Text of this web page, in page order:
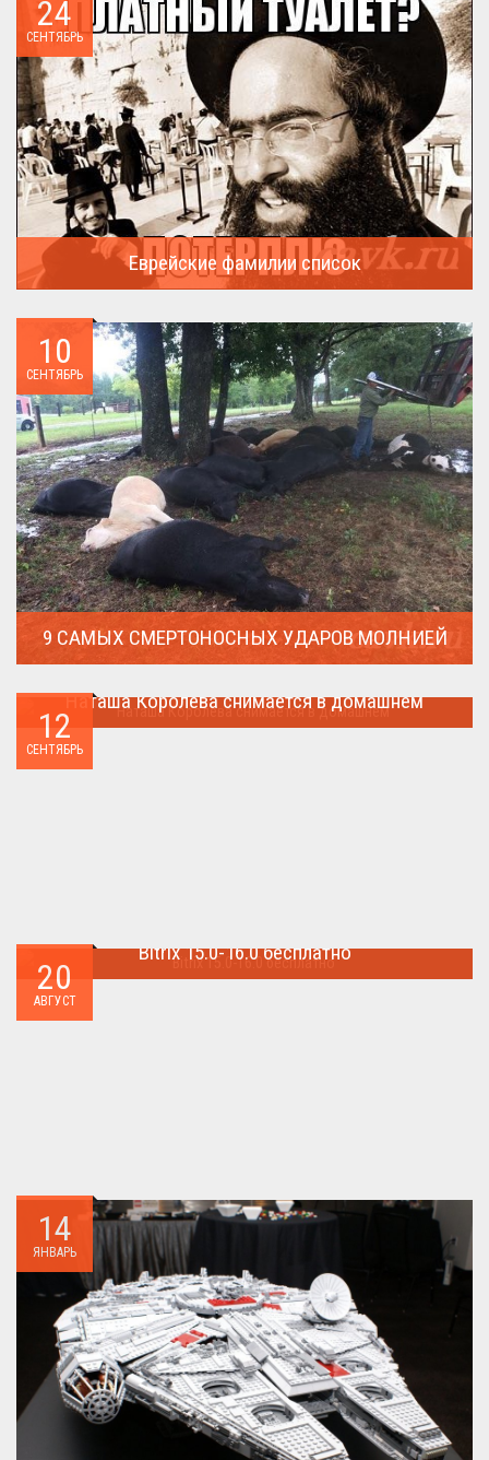
24
СЕНТЯБРЬ
Еврейские фамилии список
10
СЕНТЯБРЬ
9 САМЫХ СМЕРТОНОСНЫХ УДАРОВ МОЛНИЕЙ
12
СЕНТЯБРЬ
Наташа Королева снимается в домашнем
20
АВГУСТ
Bitrix 15.0-16.0 бесплатно
14
ЯНВАРЬ